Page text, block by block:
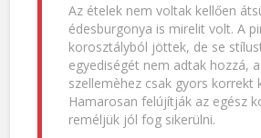
Az ételek nem voltak kellően
édesburgonya is mirelit volt. A
korosztályból jöttek, de se
egyediségét nem adtak hozzá,
szellemèhez csak gyors korrekt
Hamarosan felújítják az egész
reméljük jól fog sikerülni.